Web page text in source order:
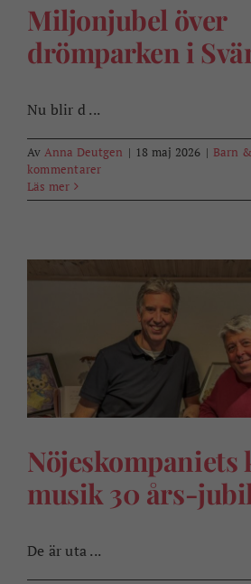
Miljonjubel över
drömparken i
Nu blir d ...
Av Anna Deutgen | 18 maj 2026 | Barn
kommentarer
Läs mer
musik 30 års-
De är uta ...